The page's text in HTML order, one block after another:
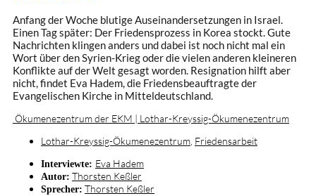
Anfang der Woche blutige Auseinandersetzungen in Israel.
Einen Tag später: Der Friedensprozess in Korea stockt. Gute
Nachrichten klingen anders und dabei ist noch nicht mal ein
Wort über den Syrien-Krieg oder die vielen anderen kleineren
Konflikte auf der Welt gesagt worden. Resignation hilft aber
nicht, findet Eva Hadem, die Friedensbeauftragte der
Evangelischen Kirche in Mitteldeutschland.
Ökumenezentrum der EKM | Lothar-Kreyssig-Ökumenezentrum
Lothar-Kreyssig-Ökumenezentrum Friedensarbeit
Interviewte: Eva Hadem
Autor: Thorsten Keßler
Sprecher: Thorsten Keßler